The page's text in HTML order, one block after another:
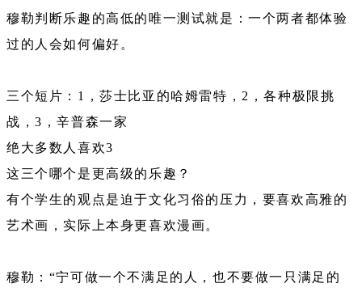
穆勒判断乐趣的高低的唯一测试就是：一个两者都体验
过的人会如何偏好。
三个短片：1，莎士比亚的哈姆雷特，2，各种极限挑
战，3，辛普森一家
绝大多数人喜欢3
这三个哪个是更高级的乐趣？
有个学生的观点是迫于文化习俗的压力，要喜欢高雅的
艺术画，实际上本身更喜欢漫画。
穆勒：“宁可做一个不满足的人，也不要做一只满足的